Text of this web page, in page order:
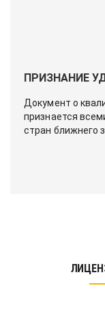
ПРИЗНАНИЕ
Документ о
признается
стран ближнего